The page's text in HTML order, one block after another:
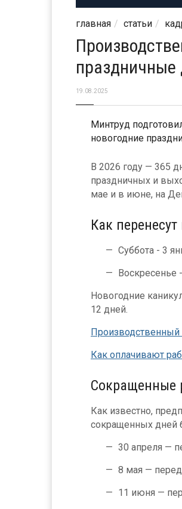
главная статьи
праздничные
19.08.2025
Минтруд
новогодние
В 2026 году — 365
праздничных и
мае и в июне, на
Как
Суббота - 3
Воскресенье
Новогодние
12 дней.
Производственный
Как оплачивают
Сокращенные
Как известно,
сокращенных дней
30 апреля —
8 мая —
11 июня —